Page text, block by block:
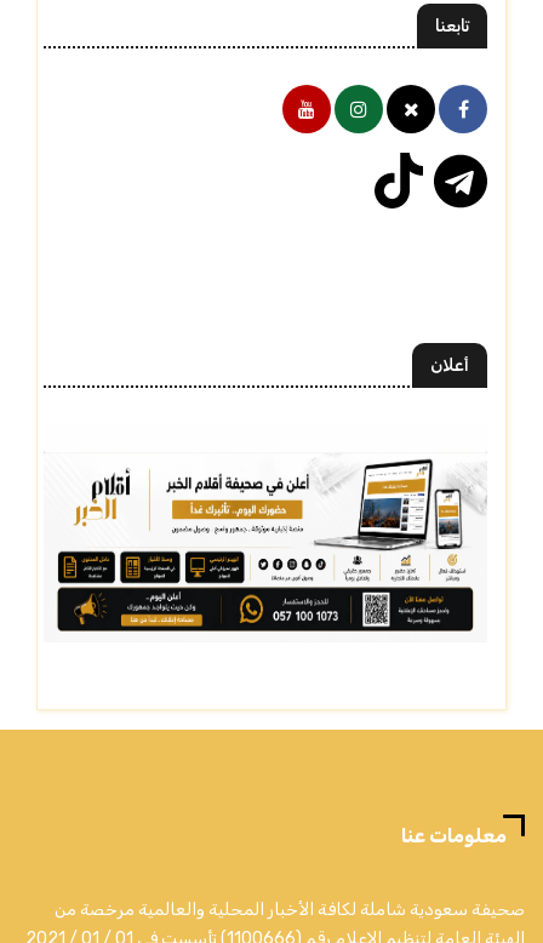
تابعنا
أعلان
معلومات عنا
صحيفة سعودية شاملة لكافة الأخبار المحلية والعالمية مرخصة من